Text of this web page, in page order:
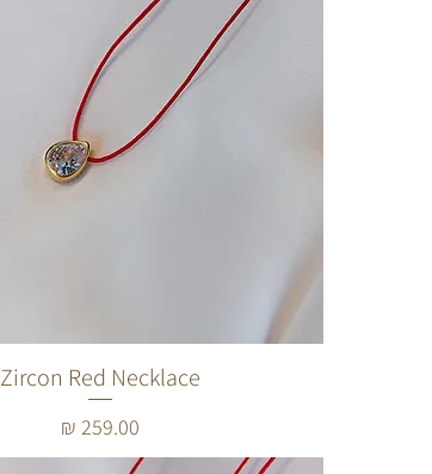
Zircon Red Necklace
מחיר